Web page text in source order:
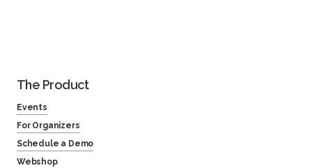
The Product
Events
For Organizers
Schedule a Demo
Webshop